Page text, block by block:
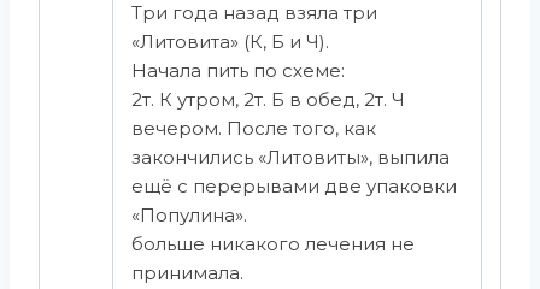
Три года назад взяла три
«Литовита» (К, Б и Ч).
Начала пить по схеме:
2т. К утром, 2т. Б в обед, 2т. Ч
вечером. После того, как
закончились «Литовиты», выпила
ещё с перерывами две упаковки
«Популина».
больше никакого лечения не
принимала.